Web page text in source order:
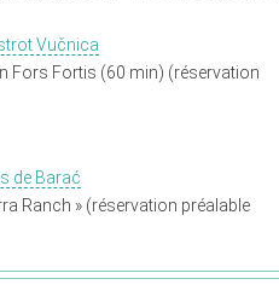
Vučnica
Fors Fortis (60 min) (réservation
de Barać
Ranch » (réservation préalable